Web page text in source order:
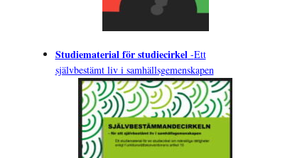
Studiematerial för studiecirkel-Ett
självbestämt liv i samhällsgemenskapen